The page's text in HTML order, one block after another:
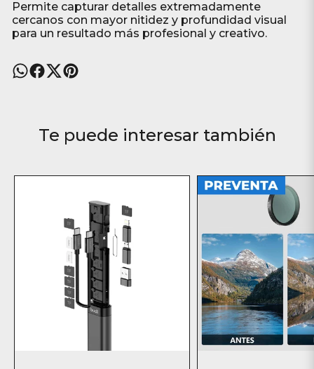
Permite capturar detalles extremadamente
cercanos con mayor nitidez y profundidad visual
para un resultado más profesional y creativo.
Te puede interesar también